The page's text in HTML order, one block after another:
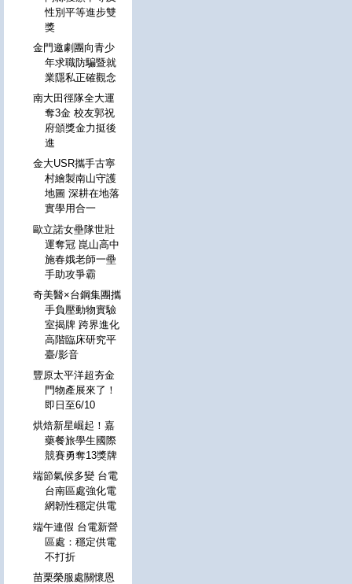
性別平等進步雙
獎
金門邀劇團向青少
年求職防騙暨就
業隱私正確觀念
南大田徑隊全大運
奪3金 校友郭祝
府頒獎金力挺後
進
金大USR攜手古寧
村繪製南山守護
地圖 深耕在地落
實學用合一
歐立諾女壘隊世壯
運奪冠 崑山高中
施春娥老師一壘
手助攻爭霸
奇美醫×台鋼集團攜
手負壓動物實驗
室揭牌 跨界進化
高階臨床研究平
臺/影音
豐原太平洋超夯金
門物產展來了！
即日至6/10
烘焙新星崛起！嘉
藥餐旅學生國際
競賽勇奪13獎牌
端節氣候多變 台電
台南區處強化電
網韌性穩定供電
端午連假 台電新營
區處：穩定供電
不打折
苗栗榮服處關懷恩